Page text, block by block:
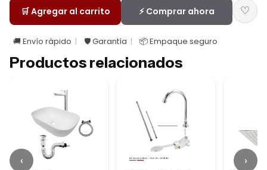
🛒 Agregar al carrito ⚡ Comprar ahora ♡
🚚 Envío rápido 🛡️ Garantía 📦 Empaque seguro
Productos relacionados
‹ ›